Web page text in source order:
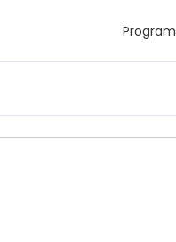
Program